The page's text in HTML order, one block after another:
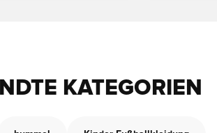
KATEGORIEN